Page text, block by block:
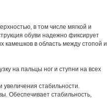
в том числе мягкой и
обуви надежно фиксирует
камешков в область между стопой и
на пальцы ног и ступни на всех
стабильности.
Обеспечивает стабильность,